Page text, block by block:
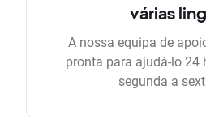
várias
A nossa equipa de
pronta para ajudá-lo 24
segunda a